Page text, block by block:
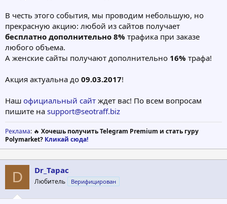
В честь этого события, мы проводим небольшую, но
прекрасную акцию: любой из сайтов получает
бесплатно дополнительно 8% трафика при заказе
любого объема.
А женские сайты получают дополнительно 16% трафа!
Акция актуальна до 09.03.2017!
Наш официальный сайт ждет вас! По всем вопросам
пишите на support@seotraff.biz
Реклама: 🔥 Хочешь получить Telegram Premium и стать гуру
Polymarket? Кликай сюда!
D Dr_Tapac
Любитель Верифицирован